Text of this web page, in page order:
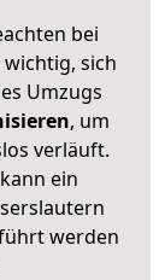
bei
sich
Umzugs
, um
verläuft.
ein
werden